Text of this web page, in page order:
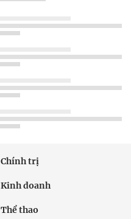
Chính trị
Kinh doanh
Thể thao